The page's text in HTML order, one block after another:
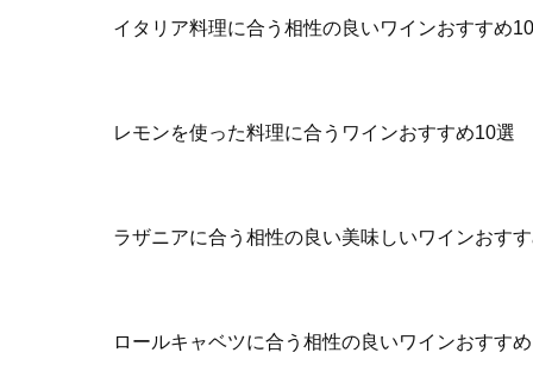
イタリア料理に合う相性の良いワインおすすめ
レモンを使った料理に合うワインおすすめ10選
ラザニアに合う相性の良い美味しいワインおす
ロールキャベツに合う相性の良いワインおすす